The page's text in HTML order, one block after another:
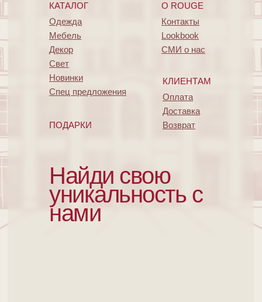
КАТАЛОГ
ПОДАРКИ
O ROUGE
КЛИЕНТАМ
Одежда
Мебель
Декор
Свет
Новинки
Спец предложения
Контакты
Lookbook
СМИ о нас
Оплата
Доставка
Возврат
Найди свою
уникальность с
нами